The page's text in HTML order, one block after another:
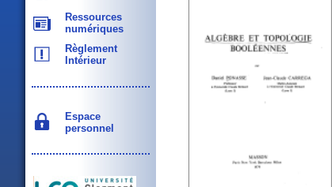
Ressources
numériques
Règlement
Intérieur
Espace
personnel